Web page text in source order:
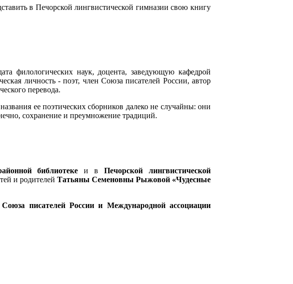
в Печорской лингвистической гимназии свою книгу
филологических наук, доцента, заведующую кафедрой
личность - поэт, член Союза писателей России, автор
перевода.
ее поэтических сборников далеко не случайны: они
сохранение и преумножение традиций.
библиотеке и вПечорской лингвистической
и родителей Татьяны Семеновны Рыжовой «Чудесные
писателей России и Международной ассоциации